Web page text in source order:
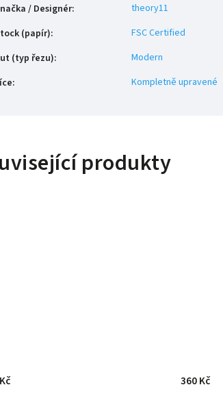
/ Designér:
theory11
(papír):
FSC Certified
(typ řezu):
Modern
: Kompletně upravené
produkty
360 Kč